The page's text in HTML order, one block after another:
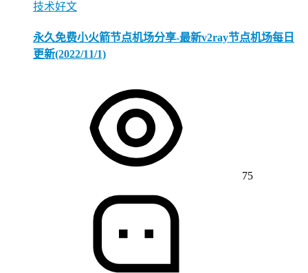
技术好文
永久免费小火箭节点机场分享-最新v2ray节点机场每日
更新(2022/11/1)
75